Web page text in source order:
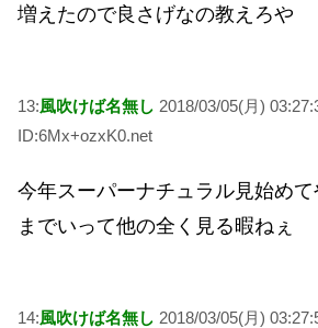
増えたので良さげなの教えろや
13:風吹けば名無し 2018/03/05(月)
ID:6Mx+ozxK0.net
今年スーパーナチュラル見始め
までいって他の全く見る暇ねぇ
14:風吹けば名無し 2018/03/05(月)